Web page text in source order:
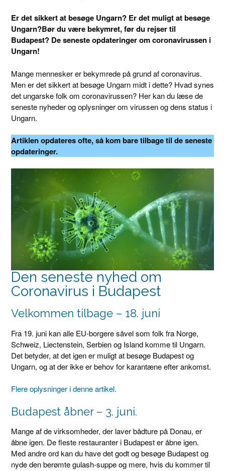
Er det sikkert at besøge Ungarn? Er det muligt at besøge
Ungarn?Bør du være bekymret, før du rejser til
Budapest? De seneste opdateringer om coronavirussen i
Ungarn!
Mange mennesker er bekymrede på grund af coronavirus.
Men er det sikkert at besøge Ungarn midt i dette? Hvad synes
det ungarske folk om coronavirussen? Her kan du læse de
seneste nyheder og oplysninger om virussen og dens status i
Ungarn.
Artiklen opdateres ofte, så kom bare tilbage til de seneste
opdateringer.
Den seneste nyhed om
Coronavirus i Budapest
Velkommen tilbage – 18. juni
Fra 19. juni kan alle EU-borgere såvel som folk fra Norge,
Schweiz, Liectenstein, Serbien og Island komme til Ungarn.
Det betyder, at det igen er muligt at besøge Budapest og
Ungarn, og at der ikke er behov for karantæne efter ankomst.
Flere oplysninger i denne artikel.
Budapest åbner – 3. juni.
Mange af de virksomheder, der laver bådture på Donau, er
åbne igen. De fleste restauranter i Budapest er åbne igen.
Med andre ord kan du have det godt og besøge Budapest og
nyde den berømte gulash-suppe og mere, hvis du kommer til